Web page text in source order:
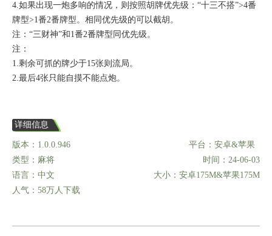
4.如果出现一炮多响的情况，则按照胡牌优先级：“十三不搭”>4番
牌型>1番2番牌型。相同优先级的可以截胡。
注：“三财神”和1番2番牌型同优先级。
注：
1.剩余可抓的牌少于15张则流局。
2.最后4张只能自摸不能点炮。
详细信息
版本：1.0.0.946
平台：安卓&苹果
类型：麻将
时间：24-06-03
语言：中文
大小：安卓175M&苹果175M
人气：58万人下载